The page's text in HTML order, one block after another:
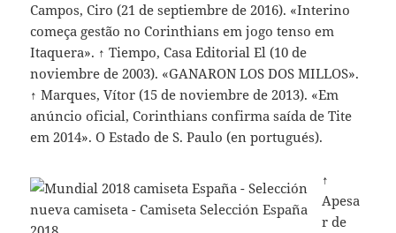
Campos, Ciro (21 de septiembre de 2016). «Interino
começa gestão no Corinthians em jogo tenso em
Itaquera». ↑ Tiempo, Casa Editorial El (10 de
noviembre de 2003). «GANARON LOS DOS MILLOS».
↑ Marques, Vítor (15 de noviembre de 2013). «Em
anúncio oficial, Corinthians confirma saída de Tite
em 2014». O Estado de S. Paulo (en portugués).
↑
Apesa
r de